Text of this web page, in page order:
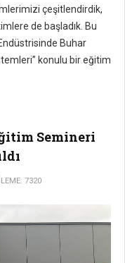
çeşitlendirdik,
de başladık. Bu
Buhar
konulu bir eğitim
Semineri
7320